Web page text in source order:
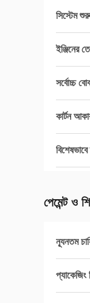
সিস্টেম
ইঞ্জিনের
সর্বোচ্চ
কার্টন
পেমেন্ট ও
ন্যূনতম
প্যাকেজিং